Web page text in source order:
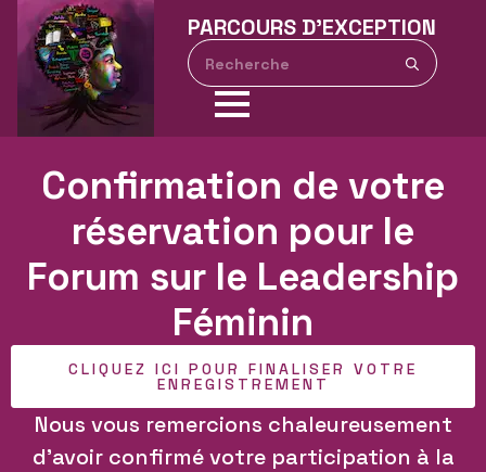
PARCOURS D’EXCEPTION
Search
for:
Confirmation de votre
réservation pour le
Forum sur le Leadership
Féminin
CLIQUEZ ICI POUR FINALISER VOTRE
ENREGISTREMENT
Nous vous remercions chaleureusement
d’avoir confirmé votre participation à la